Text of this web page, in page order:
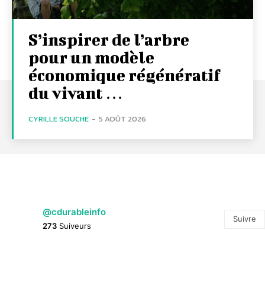
S’inspirer de l’arbre
pour un modèle
économique régénératif
du vivant …
CYRILLE SOUCHE - 5 AOÛT 2026
@cdurableinfo
273 Suiveurs
Suivre